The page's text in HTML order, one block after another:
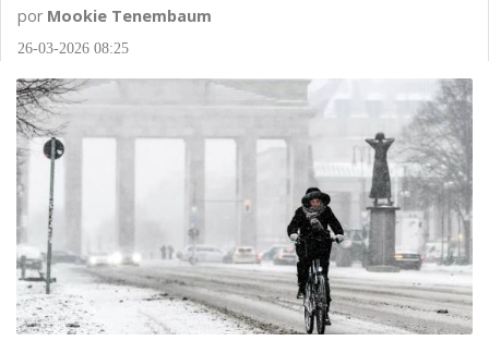
por Mookie Tenembaum
26-03-2026 08:25